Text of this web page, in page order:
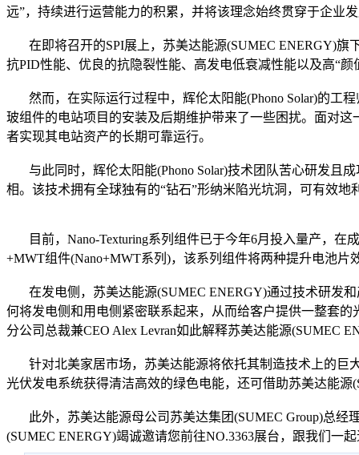
远”，持续进行运营能力的积累，并将该理念始终贯穿于企业
在即将召开的SPI展上，苏美达能源(SUMEC ENERGY)旗
抗PID性能、优良的抗隐裂性能、高发电低衰减性能以及高“
然而，在实际运行过程中，辉伦太阳能(Phono Solar)的工
玻组件的电站项目的安装及后期维护带来了一些困扰。面对
者实现其电站资产的长期可靠运行。
与此同时，辉伦太阳能(Phono Solar)技术团队苦心研发且成
相。该技术拥有全球独有的“钻石”形纳米陷光坑洞，可有效地
目前，Nano-Texturing系列组件已于今年6月投入量产，在
+MWT组件(Nano+MWT系列)，该系列组件将两种提升电池
在发电侧，苏美达能源(SUMEC ENERGY)通过技术研发和
何将发电侧和用电侧紧密联系起来，从而给客户提供一整套
分公司总裁兼CEO Alex Levran如此解释苏美达能源(SUMEC
针对北美家居市场，苏美达能源将依托其制造技术上的巨
光伏发电系统获得清洁高效的绿色电能，还可借助苏美达能
此外，苏美达能源母公司苏美达集团(SUMEC Group)总经
(SUMEC ENERGY)竭诚邀请您前往NO.3363展台，跟我们一